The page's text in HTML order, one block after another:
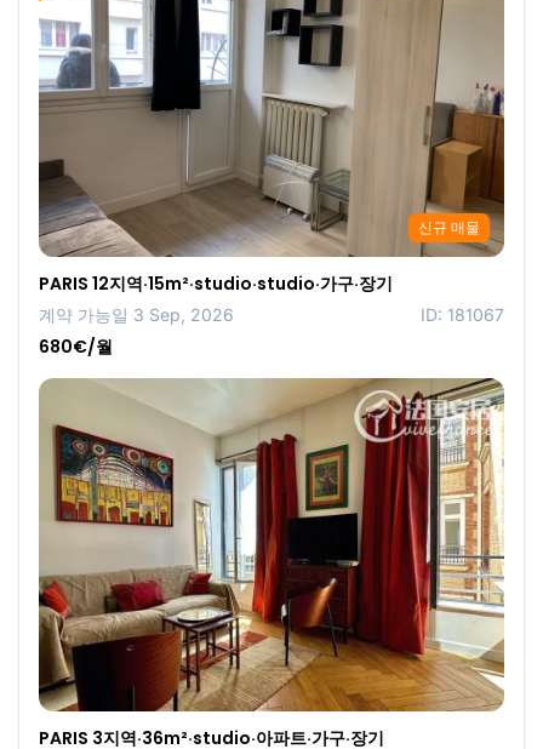
신규 매물
PARIS 12지역·15m²·studio·studio·가구·장기
계약 가능일 3 Sep, 2026 ID: 181067
680€/월
PARIS 3지역·36m²·studio·아파트·가구·장기